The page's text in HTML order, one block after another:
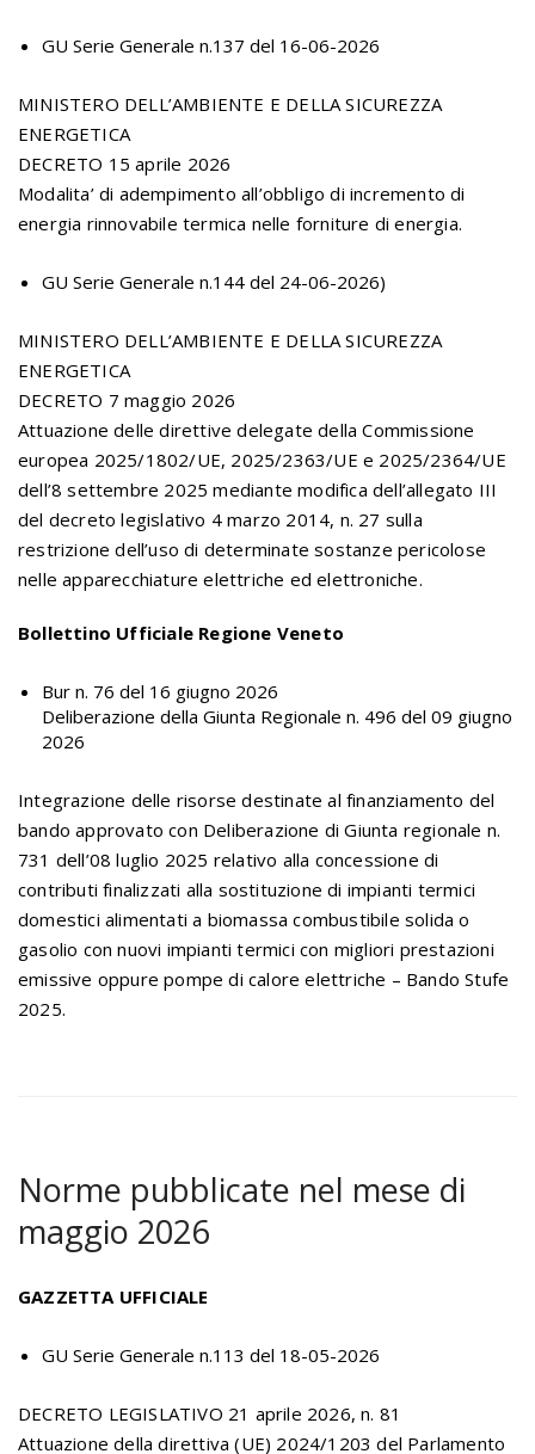
GU Serie Generale n.137 del 16-06-2026
MINISTERO DELL’AMBIENTE E DELLA SICUREZZA
ENERGETICA
DECRETO 15 aprile 2026
Modalita’ di adempimento all’obbligo di incremento di
energia rinnovabile termica nelle forniture di energia.
GU Serie Generale n.144 del 24-06-2026)
MINISTERO DELL’AMBIENTE E DELLA SICUREZZA
ENERGETICA
DECRETO 7 maggio 2026
Attuazione delle direttive delegate della Commissione
europea 2025/1802/UE, 2025/2363/UE e 2025/2364/UE
dell’8 settembre 2025 mediante modifica dell’allegato III
del decreto legislativo 4 marzo 2014, n. 27 sulla
restrizione dell’uso di determinate sostanze pericolose
nelle apparecchiature elettriche ed elettroniche.
Bollettino Ufficiale Regione Veneto
Bur n. 76 del 16 giugno 2026
Deliberazione della Giunta Regionale n. 496 del 09 giugno
2026
Integrazione delle risorse destinate al finanziamento del
bando approvato con Deliberazione di Giunta regionale n.
731 dell’08 luglio 2025 relativo alla concessione di
contributi finalizzati alla sostituzione di impianti termici
domestici alimentati a biomassa combustibile solida o
gasolio con nuovi impianti termici con migliori prestazioni
emissive oppure pompe di calore elettriche – Bando Stufe
2025.
Norme pubblicate nel mese di
maggio 2026
GAZZETTA UFFICIALE
GU Serie Generale n.113 del 18-05-2026
DECRETO LEGISLATIVO 21 aprile 2026, n. 81
Attuazione della direttiva (UE) 2024/1203 del Parlamento